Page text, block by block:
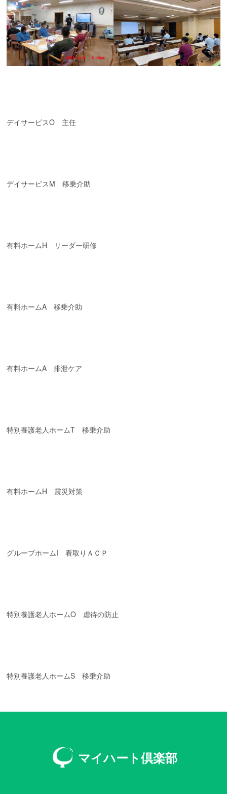
デイサービスO 主任
デイサービスM 移乗介助
有料ホームH リーダー研修
有料ホームA 移乗介助
有料ホームA 排泄ケア
特別養護老人ホームT 移乗介助
有料ホームH 震災対策
グループホームI 看取りＡＣＰ
特別養護老人ホームO 虐待の防止
特別養護老人ホームS 移乗介助
マイハート倶楽部